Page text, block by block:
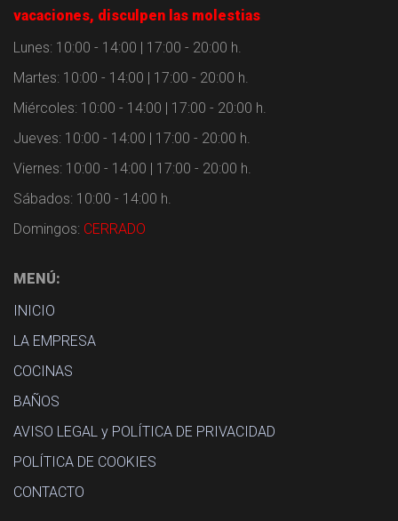
vacaciones, disculpen las molestias
Lunes: 10:00 - 14:00 | 17:00 - 20:00 h.
Martes: 10:00 - 14:00 | 17:00 - 20:00 h.
Miércoles: 10:00 - 14:00 | 17:00 - 20:00 h.
Jueves: 10:00 - 14:00 | 17:00 - 20:00 h.
Viernes: 10:00 - 14:00 | 17:00 - 20:00 h.
Sábados: 10:00 - 14:00 h.
Domingos: CERRADO
MENÚ:
INICIO
LA EMPRESA
COCINAS
BAÑOS
AVISO LEGAL y POLÍTICA DE PRIVACIDAD
POLÍTICA DE COOKIES
CONTACTO